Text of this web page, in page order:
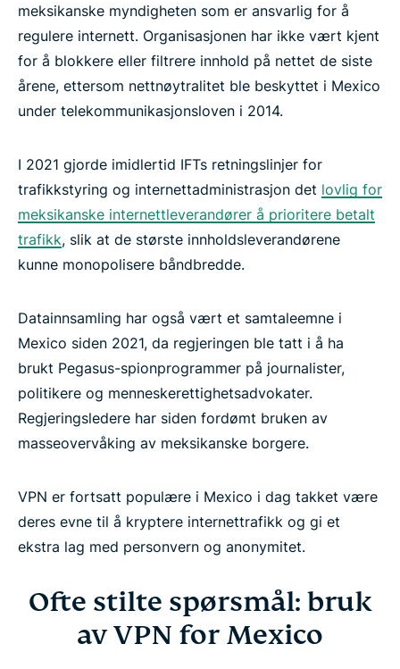
meksikanske myndigheten som er ansvarlig for å
regulere internett. Organisasjonen har ikke vært kjent
for å blokkere eller filtrere innhold på nettet de siste
årene, ettersom nettnøytralitet ble beskyttet i Mexico
under telekommunikasjonsloven i 2014.
I 2021 gjorde imidlertid IFTs retningslinjer for
trafikkstyring og internettadministrasjon det lovlig for
meksikanske internettleverandører å prioritere betalt
trafikk, slik at de største innholdsleverandørene
kunne monopolisere båndbredde.
Datainnsamling har også vært et samtaleemne i
Mexico siden 2021, da regjeringen ble tatt i å ha
brukt Pegasus-spionprogrammer på journalister,
politikere og menneskerettighetsadvokater.
Regjeringsledere har siden fordømt bruken av
masseovervåking av meksikanske borgere.
VPN er fortsatt populære i Mexico i dag takket være
deres evne til å kryptere internettrafikk og gi et
ekstra lag med personvern og anonymitet.
Ofte stilte spørsmål: bruk
av VPN for Mexico